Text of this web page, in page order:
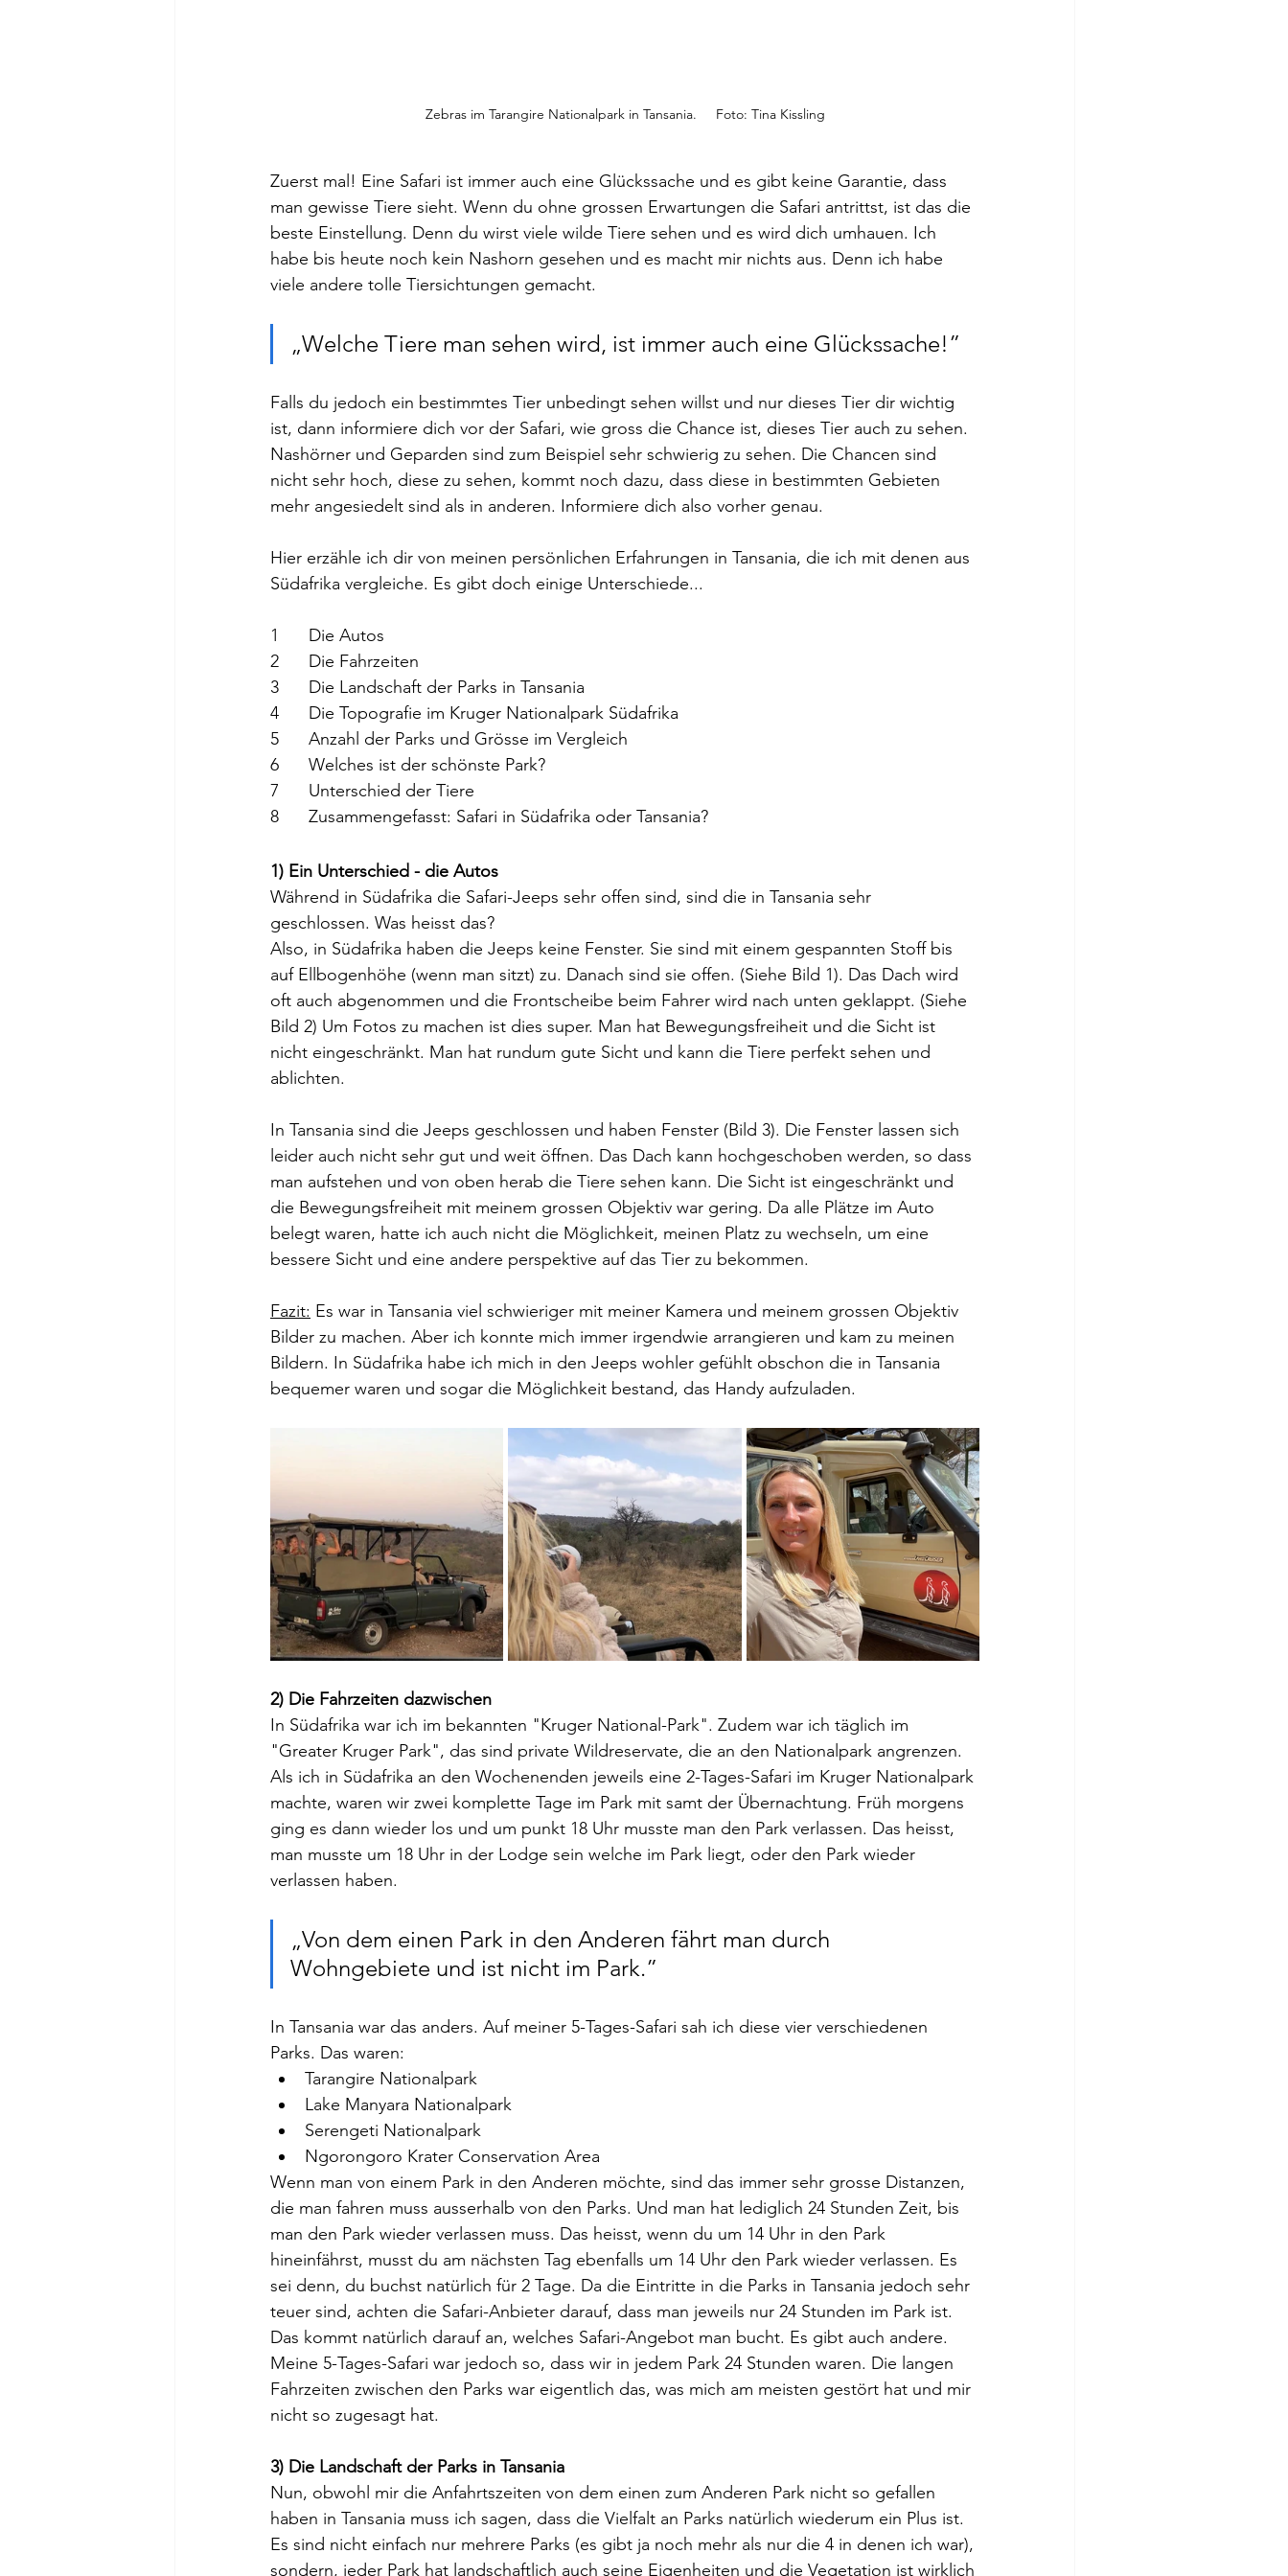
Zebras im Tarangire Nationalpark in Tansania.     Foto: Tina Kissling
Zuerst mal! Eine Safari ist immer auch eine Glückssache und es gibt keine Garantie, dass
man gewisse Tiere sieht. Wenn du ohne grossen Erwartungen die Safari antrittst, ist das die
beste Einstellung. Denn du wirst viele wilde Tiere sehen und es wird dich umhauen. Ich
habe bis heute noch kein Nashorn gesehen und es macht mir nichts aus. Denn ich habe
viele andere tolle Tiersichtungen gemacht.
„Welche Tiere man sehen wird, ist immer auch eine Glückssache!”
Falls du jedoch ein bestimmtes Tier unbedingt sehen willst und nur dieses Tier dir wichtig
ist, dann informiere dich vor der Safari, wie gross die Chance ist, dieses Tier auch zu sehen.
Nashörner und Geparden sind zum Beispiel sehr schwierig zu sehen. Die Chancen sind
nicht sehr hoch, diese zu sehen, kommt noch dazu, dass diese in bestimmten Gebieten
mehr angesiedelt sind als in anderen. Informiere dich also vorher genau.
Hier erzähle ich dir von meinen persönlichen Erfahrungen in Tansania, die ich mit denen aus
Südafrika vergleiche. Es gibt doch einige Unterschiede...
1	Die Autos
2	Die Fahrzeiten
3	Die Landschaft der Parks in Tansania
4	Die Topografie im Kruger Nationalpark Südafrika
5	Anzahl der Parks und Grösse im Vergleich
6	Welches ist der schönste Park?
7	Unterschied der Tiere
8	Zusammengefasst: Safari in Südafrika oder Tansania?
1) Ein Unterschied - die Autos
Während in Südafrika die Safari-Jeeps sehr offen sind, sind die in Tansania sehr
geschlossen. Was heisst das?
Also, in Südafrika haben die Jeeps keine Fenster. Sie sind mit einem gespannten Stoff bis
auf Ellbogenhöhe (wenn man sitzt) zu. Danach sind sie offen. (Siehe Bild 1). Das Dach wird
oft auch abgenommen und die Frontscheibe beim Fahrer wird nach unten geklappt. (Siehe
Bild 2) Um Fotos zu machen ist dies super. Man hat Bewegungsfreiheit und die Sicht ist
nicht eingeschränkt. Man hat rundum gute Sicht und kann die Tiere perfekt sehen und
ablichten.
In Tansania sind die Jeeps geschlossen und haben Fenster (Bild 3). Die Fenster lassen sich
leider auch nicht sehr gut und weit öffnen. Das Dach kann hochgeschoben werden, so dass
man aufstehen und von oben herab die Tiere sehen kann. Die Sicht ist eingeschränkt und
die Bewegungsfreiheit mit meinem grossen Objektiv war gering. Da alle Plätze im Auto
belegt waren, hatte ich auch nicht die Möglichkeit, meinen Platz zu wechseln, um eine
bessere Sicht und eine andere perspektive auf das Tier zu bekommen.
Fazit: Es war in Tansania viel schwieriger mit meiner Kamera und meinem grossen Objektiv
Bilder zu machen. Aber ich konnte mich immer irgendwie arrangieren und kam zu meinen
Bildern. In Südafrika habe ich mich in den Jeeps wohler gefühlt obschon die in Tansania
bequemer waren und sogar die Möglichkeit bestand, das Handy aufzuladen.
2) Die Fahrzeiten dazwischen
In Südafrika war ich im bekannten "Kruger National-Park". Zudem war ich täglich im
"Greater Kruger Park", das sind private Wildreservate, die an den Nationalpark angrenzen.
Als ich in Südafrika an den Wochenenden jeweils eine 2-Tages-Safari im Kruger Nationalpark
machte, waren wir zwei komplette Tage im Park mit samt der Übernachtung. Früh morgens
ging es dann wieder los und um punkt 18 Uhr musste man den Park verlassen. Das heisst,
man musste um 18 Uhr in der Lodge sein welche im Park liegt, oder den Park wieder
verlassen haben.
„Von dem einen Park in den Anderen fährt man durch
Wohngebiete und ist nicht im Park.”
In Tansania war das anders. Auf meiner 5-Tages-Safari sah ich diese vier verschiedenen
Parks. Das waren:
Tarangire Nationalpark
Lake Manyara Nationalpark
Serengeti Nationalpark
Ngorongoro Krater Conservation Area
Wenn man von einem Park in den Anderen möchte, sind das immer sehr grosse Distanzen,
die man fahren muss ausserhalb von den Parks. Und man hat lediglich 24 Stunden Zeit, bis
man den Park wieder verlassen muss. Das heisst, wenn du um 14 Uhr in den Park
hineinfährst, musst du am nächsten Tag ebenfalls um 14 Uhr den Park wieder verlassen. Es
sei denn, du buchst natürlich für 2 Tage. Da die Eintritte in die Parks in Tansania jedoch sehr
teuer sind, achten die Safari-Anbieter darauf, dass man jeweils nur 24 Stunden im Park ist.
Das kommt natürlich darauf an, welches Safari-Angebot man bucht. Es gibt auch andere.
Meine 5-Tages-Safari war jedoch so, dass wir in jedem Park 24 Stunden waren. Die langen
Fahrzeiten zwischen den Parks war eigentlich das, was mich am meisten gestört hat und mir
nicht so zugesagt hat.
3) Die Landschaft der Parks in Tansania
Nun, obwohl mir die Anfahrtszeiten von dem einen zum Anderen Park nicht so gefallen
haben in Tansania muss ich sagen, dass die Vielfalt an Parks natürlich wiederum ein Plus ist.
Es sind nicht einfach nur mehrere Parks (es gibt ja noch mehr als nur die 4 in denen ich war),
sondern, jeder Park hat landschaftlich auch seine Eigenheiten und die Vegetation ist wirklich